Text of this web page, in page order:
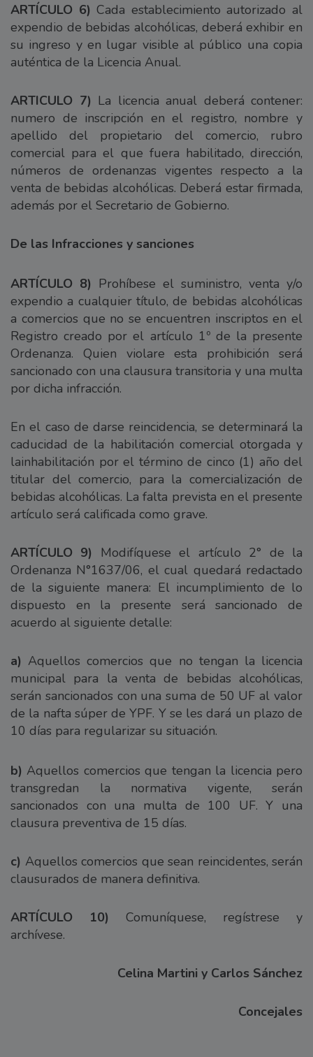
ARTÍCULO 6) Cada establecimiento autorizado al
expendio de bebidas alcohólicas, deberá exhibir en
su ingreso y en lugar visible al público una copia
auténtica de la Licencia Anual.
ARTICULO 7) La licencia anual deberá contener:
numero de inscripción en el registro, nombre y
apellido del propietario del comercio, rubro
comercial para el que fuera habilitado, dirección,
números de ordenanzas vigentes respecto a la
venta de bebidas alcohólicas. Deberá estar firmada,
además por el Secretario de Gobierno.
De las Infracciones y sanciones
ARTÍCULO 8) Prohíbese el suministro, venta y/o
expendio a cualquier título, de bebidas alcohólicas
a comercios que no se encuentren inscriptos en el
Registro creado por el artículo 1º de la presente
Ordenanza. Quien violare esta prohibición será
sancionado con una clausura transitoria y una multa
por dicha infracción.
En el caso de darse reincidencia, se determinará la
caducidad de la habilitación comercial otorgada y
lainhabilitación por el término de cinco (1) año del
titular del comercio, para la comercialización de
bebidas alcohólicas. La falta prevista en el presente
artículo será calificada como grave.
ARTÍCULO 9)
Modifíquese el artículo 2° de la
Ordenanza N°1637/06, el cual quedará redactado
de la siguiente manera: El incumplimiento de lo
dispuesto en la presente será sancionado de
acuerdo al siguiente detalle:
a) Aquellos comercios que no tengan la licencia
municipal para la venta de bebidas alcohólicas,
serán sancionados con una suma de 50 UF al valor
de la nafta súper de YPF. Y se les dará un plazo de
10 días para regularizar su situación.
b) Aquellos comercios que tengan la licencia pero
transgredan la normativa vigente, serán
sancionados con una multa de 100 UF. Y una
clausura preventiva de 15 días.
c) Aquellos comercios que sean reincidentes, serán
clausurados de manera definitiva.
ARTÍCULO 10) Comuníquese, regístrese y
archívese.
Celina Martini y Carlos Sánchez
Concejales